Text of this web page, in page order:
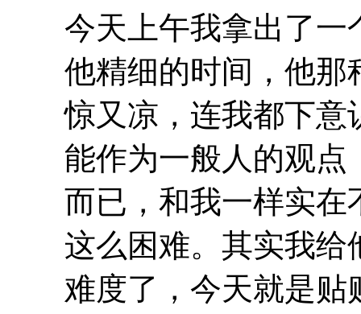
今天上午我拿出了一
他精细的时间，他那
惊又凉，连我都下意
能作为一般人的观点
而已，和我一样实在
这么困难。其实我给
难度了，今天就是贴